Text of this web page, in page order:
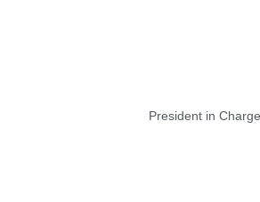
President in